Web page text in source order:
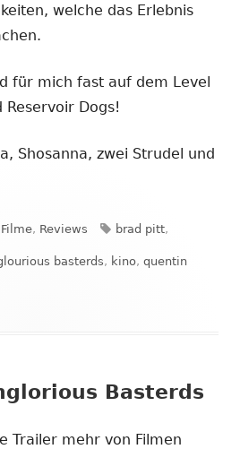
welche das Erlebnis
für mich fast auf dem Level
Reservoir Dogs!
Shosanna, zwei Strudel und
Kategorien
Filme, Reviews Schlagwörter
brad pitt,
basterds, kino, quentin
Basterds
Trailer mehr von Filmen